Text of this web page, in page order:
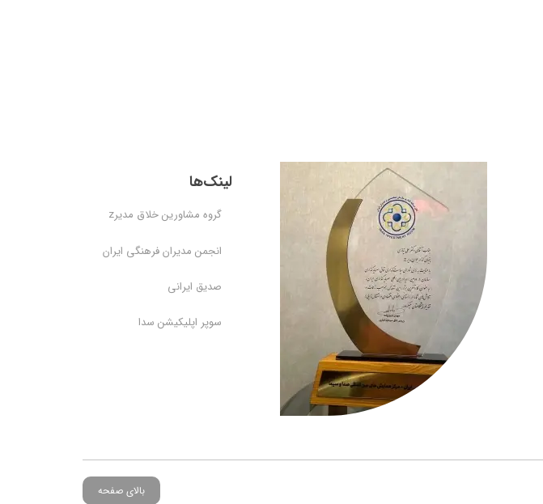
لینک‌ها
گروه مشاورین خلاق مدیرz
انجمن مدیران فرهنگی ایران
صدیق ایرانی
سوپر اپلیکیشن سدا
بالای صفحه